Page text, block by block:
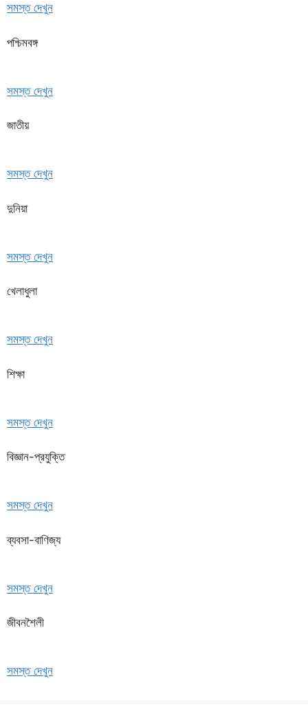
সমস্ত দেখুন
পশ্চিমবঙ্গ
সমস্ত দেখুন
জাতীয়
সমস্ত দেখুন
দুনিয়া
সমস্ত দেখুন
খেলাধুলা
সমস্ত দেখুন
শিক্ষা
সমস্ত দেখুন
বিজ্ঞান-প্রযুক্তি
সমস্ত দেখুন
ব্যবসা-বাণিজ্য
সমস্ত দেখুন
জীবনশৈলী
সমস্ত দেখুন